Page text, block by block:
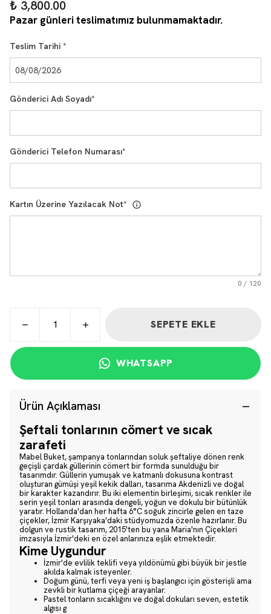
₺ 3,800.00
Pazar günleri teslimatımız bulunmamaktadır.
Teslim Tarihi *
Gönderici Adı Soyadı*
Gönderici Telefon Numarası*
Kartın Üzerine Yazılacak Not*
0 / 120
SEPETE EKLE
WHATSAPP
Ürün Açıklaması
Şeftali tonlarının cömert ve sıcak
zarafeti
Mabel Buket, şampanya tonlarından soluk şeftaliye dönen renk
geçişli çardak güllerinin cömert bir formda sunulduğu bir
tasarımdır. Güllerin yumuşak ve katmanlı dokusuna kontrast
oluşturan gümüşi yeşil kekik dalları, tasarıma Akdenizli ve doğal
bir karakter kazandırır. Bu iki elementin birleşimi, sıcak renkler ile
serin yeşil tonları arasında dengeli, yoğun ve dokulu bir bütünlük
yaratır. Hollanda'dan her hafta 6°C soğuk zincirle gelen en taze
çiçekler, İzmir Karşıyaka'daki stüdyomuzda özenle hazırlanır. Bu
dolgun ve rustik tasarım, 2015'ten bu yana Maria'nın Çiçekleri
imzasıyla İzmir'deki en özel anlarınıza eşlik etmektedir.
Kime Uygundur
İzmir'de evlilik teklifi veya yıldönümü gibi büyük bir jestle
akılda kalmak isteyenler.
Doğum günü, terfi veya yeni iş başlangıcı için gösterişli ama
zevkli bir kutlama çiçeği arayanlar.
Pastel tonların sıcaklığını ve doğal dokuları seven, estetik
algısı g